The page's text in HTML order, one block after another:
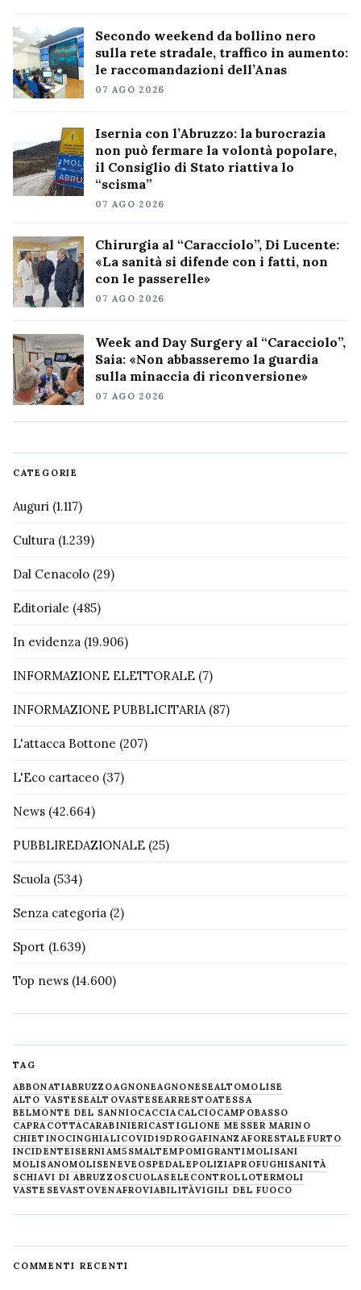
Secondo weekend da bollino nero
sulla rete stradale, traffico in aumento:
le raccomandazioni dell’Anas
07 AGO 2026
Isernia con l’Abruzzo: la burocrazia
non può fermare la volontà popolare,
il Consiglio di Stato riattiva lo
“scisma”
07 AGO 2026
Chirurgia al “Caracciolo”, Di Lucente:
«La sanità si difende con i fatti, non
con le passerelle»
07 AGO 2026
Week and Day Surgery al “Caracciolo”,
Saia: «Non abbasseremo la guardia
sulla minaccia di riconversione»
07 AGO 2026
CATEGORIE
Auguri (1.117)
Cultura (1.239)
Dal Cenacolo (29)
Editoriale (485)
In evidenza (19.906)
INFORMAZIONE ELETTORALE (7)
INFORMAZIONE PUBBLICITARIA(87)
L'attacca Bottone (207)
L'Eco cartaceo (37)
News (42.664)
PUBBLIREDAZIONALE (25)
Scuola (534)
Senza categoria (2)
Sport (1.639)
Top news (14.600)
TAG
ABBONATIABRUZZOAGNONEAGNONESEALTOMOLISE
ALTO VASTESEALTOVASTESEARRESTOATESSA
BELMONTE DEL SANNIOCACCIACALCIOCAMPOBASSO
CAPRACOTTACARABINIERICASTIGLIONE MESSER MARINO
CHIETINOCINGHIALICOVID19DROGAFINANZAFORESTALE FURTO
INCIDENTEISERNIAM5SMALTEMPOMIGRANTIMOLISANI
MOLISANOMOLISENEVE OSPEDALEPOLIZIAPROFUGHISANITÀ
SCHIAVI DI ABRUZZOSCUOLASELECONTROLLOTERMOLI
VASTESEVASTOVENAFROVIABILITÀVIGILI DEL FUOCO
COMMENTI RECENTI